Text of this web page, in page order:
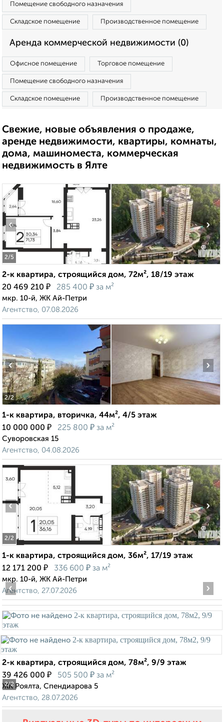
Помещение свободного назначения
Складское помещение Производственное помещение
Аренда коммерческой недвижимости (0)
Офисное помещение Торговое помещение
Помещение свободного назначения
Складское помещение Производственное помещение
Свежие, новые объявления о продаже,
аренде недвижимости, квартиры, комнаты,
дома, машиноместа, коммерческая
недвижимость в Ялте
2/5
‹ ›
2-к квартира, строящийся дом, 72м², 18/19 этаж
20 469 210 ₽ 285 400 ₽ за м²
мкр. 10-й, ЖК Ай-Петри
Агентство, 07.08.2026
2/2
‹ ›
1-к квартира, вторичка, 44м², 4/5 этаж
10 000 000 ₽ 225 800 ₽ за м²
Суворовская 15
Агентство, 04.08.2026
2/2
‹ ›
1-к квартира, строящийся дом, 36м², 17/19 этаж
12 171 200 ₽ 336 600 ₽ за м²
мкр. 10-й, ЖК Ай-Петри
Агентство, 27.07.2026
2/2
‹ ›
2-к квартира, строящийся дом, 78м², 9/9 этаж
39 426 000 ₽ 505 500 ₽ за м²
ЖК Роялта, Спендиарова 5
Агентство, 28.07.2026